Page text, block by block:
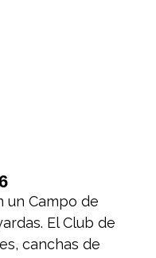
un Campo de
El Club de
canchas de